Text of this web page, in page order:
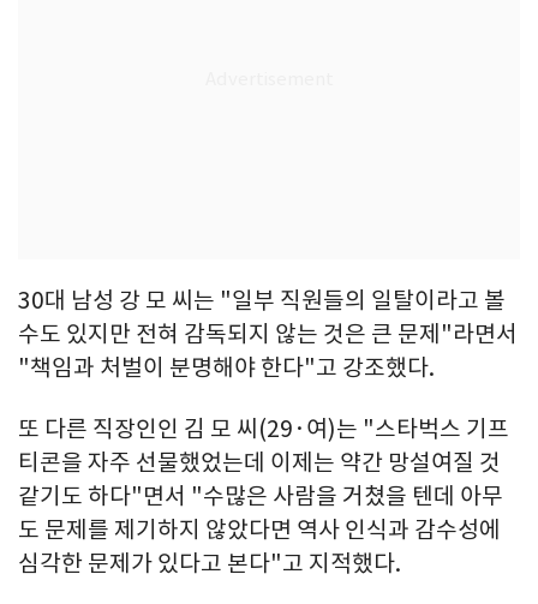
30대 남성 강 모 씨는 "일부 직원들의 일탈이라고 볼
수도 있지만 전혀 감독되지 않는 것은 큰 문제"라면서
"책임과 처벌이 분명해야 한다"고 강조했다.
또 다른 직장인인 김 모 씨(29·여)는 "스타벅스 기프
티콘을 자주 선물했었는데 이제는 약간 망설여질 것
같기도 하다"면서 "수많은 사람을 거쳤을 텐데 아무
도 문제를 제기하지 않았다면 역사 인식과 감수성에
심각한 문제가 있다고 본다"고 지적했다.